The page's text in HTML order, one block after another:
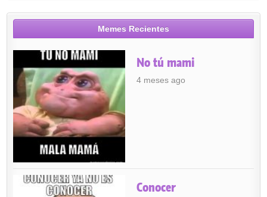
Memes Recientes
No tú mami
4 meses ago
Conocer